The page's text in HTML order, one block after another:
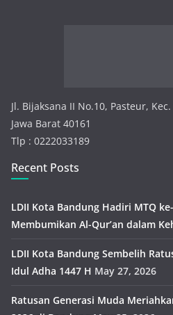
Jl. Bijaksana II No.10, Pasteur,
Jawa Barat 40161
Tlp : 0222033189
Recent Posts
LDII Kota Bandung Hadiri MTQ
Membumikan Al-Qur’an dalam
LDII Kota Bandung Sembelih
Idul Adha 1447 H May 27, 2026
Ratusan Generasi Muda